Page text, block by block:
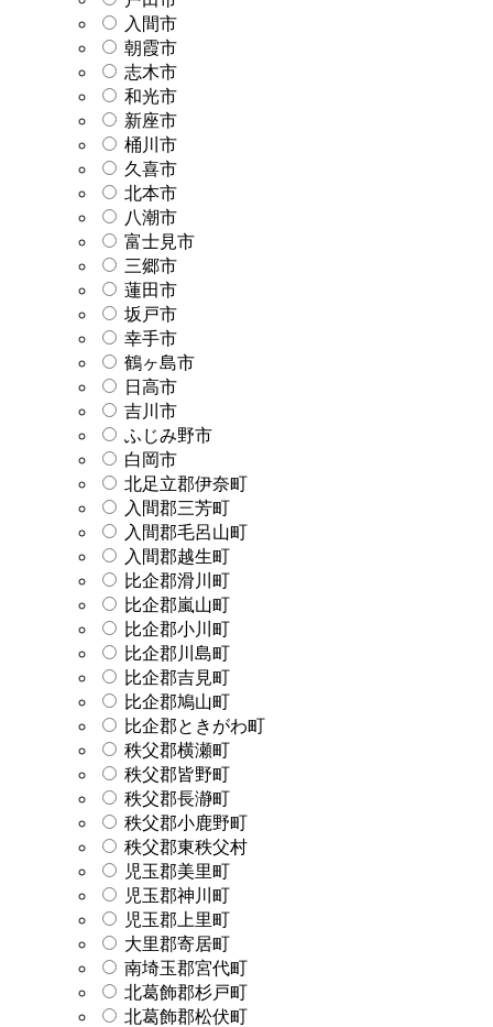
入間市
朝霞市
志木市
和光市
新座市
桶川市
久喜市
北本市
八潮市
富士見市
三郷市
蓮田市
坂戸市
幸手市
鶴ヶ島市
日高市
吉川市
ふじみ野市
白岡市
北足立郡伊奈町
入間郡三芳町
入間郡毛呂山町
入間郡越生町
比企郡滑川町
比企郡嵐山町
比企郡小川町
比企郡川島町
比企郡吉見町
比企郡鳩山町
比企郡ときがわ町
秩父郡横瀬町
秩父郡皆野町
秩父郡長瀞町
秩父郡小鹿野町
秩父郡東秩父村
児玉郡美里町
児玉郡神川町
児玉郡上里町
大里郡寄居町
南埼玉郡宮代町
北葛飾郡杉戸町
北葛飾郡松伏町